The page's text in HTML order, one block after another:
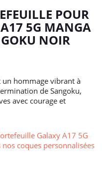
POUR
5G MANGA
NOIR
un hommage vibrant à
de Sangoku,
avec courage et
Galaxy A17 5G
coques personnalisées